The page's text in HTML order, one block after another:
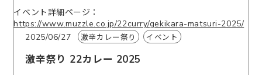
イベント詳細ページ：
https://www.muzzle.co.jp/22curry/gekikara-matsuri-2025/
2025/06/27
激辛カレー祭り イベント
激辛祭り 22カレー 2025